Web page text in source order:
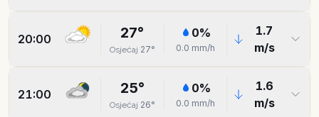
20:00 27°
Osjećaj 27°
0%
0.0 mm/h
1.7
m/s
21:00 25°
Osjećaj 26°
0%
0.0 mm/h
1.6
m/s